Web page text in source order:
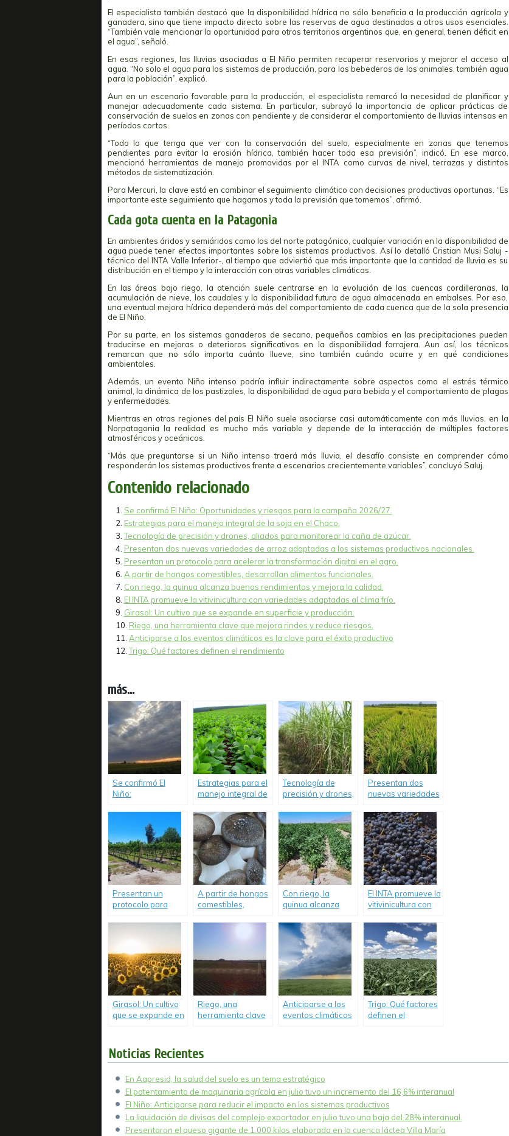
El especialista también destacó que la disponibilidad hídrica no sólo beneficia a la producción agrícola y
ganadera, sino que tiene impacto directo sobre las reservas de agua destinadas a otros usos esenciales.
“También vale mencionar la oportunidad para otros territorios argentinos que, en general, tienen déficit en
el agua”, señaló.
En esas regiones, las lluvias asociadas a El Niño permiten recuperar reservorios y mejorar el acceso al
agua. “No solo el agua para los sistemas de producción, para los bebederos de los animales, también agua
para la población”, explicó.
Aun en un escenario favorable para la producción, el especialista remarcó la necesidad de planificar y
manejar adecuadamente cada sistema. En particular, subrayó la importancia de aplicar prácticas de
conservación de suelos en zonas con pendiente y de considerar el comportamiento de lluvias intensas en
períodos cortos.
“Todo lo que tenga que ver con la conservación del suelo, especialmente en zonas que tenemos
pendientes para evitar la erosión hídrica, también hacer toda esa previsión”, indicó. En ese marco,
mencionó herramientas de manejo promovidas por el INTA como curvas de nivel, terrazas y distintos
métodos de sistematización.
Para Mercuri, la clave está en combinar el seguimiento climático con decisiones productivas oportunas. “Es
importante este seguimiento que hagamos y toda la previsión que tomemos”, afirmó.
Cada gota cuenta en la Patagonia
En ambientes áridos y semiáridos como los del norte patagónico, cualquier variación en la disponibilidad de
agua puede tener efectos importantes sobre los sistemas productivos. Así lo detalló Cristian Musi Saluj -
técnico del INTA Valle Inferior-, al tiempo que adviertió que más importante que la cantidad de lluvia es su
distribución en el tiempo y la interacción con otras variables climáticas.
En las áreas bajo riego, la atención suele centrarse en la evolución de las cuencas cordilleranas, la
acumulación de nieve, los caudales y la disponibilidad futura de agua almacenada en embalses. Por eso,
una eventual mejora hídrica dependerá más del comportamiento de cada cuenca que de la sola presencia
de El Niño.
Por su parte, en los sistemas ganaderos de secano, pequeños cambios en las precipitaciones pueden
traducirse en mejoras o deterioros significativos en la disponibilidad forrajera. Aun así, los técnicos
remarcan que no sólo importa cuánto llueve, sino también cuándo ocurre y en qué condiciones
ambientales.
Además, un evento Niño intenso podría influir indirectamente sobre aspectos como el estrés térmico
animal, la dinámica de los pastizales, la disponibilidad de agua para bebida y el comportamiento de plagas
y enfermedades.
Mientras en otras regiones del país El Niño suele asociarse casi automáticamente con más lluvias, en la
Norpatagonia la realidad es mucho más variable y depende de la interacción de múltiples factores
atmosféricos y oceánicos.
“Más que preguntarse si un Niño intenso traerá más lluvia, el desafío consiste en comprender cómo
responderán los sistemas productivos frente a escenarios crecientemente variables”, concluyó Saluj.
Contenido relacionado
Se confirmó El Niño: Oportunidades y riesgos para la campaña 2026/27.
Estrategias para el manejo integral de la soja en el Chaco.
Tecnología de precisión y drones, aliados para monitorear la caña de azúcar.
Presentan dos nuevas variedades de arroz adaptadas a los sistemas productivos nacionales.
Presentan un protocolo para acelerar la transformación digital en el agro.
A partir de hongos comestibles, desarrollan alimentos funcionales.
Con riego, la quinua alcanza buenos rendimientos y mejora la calidad.
El INTA promueve la vitivinicultura con variedades adaptadas al clima frío.
Girasol: Un cultivo que se expande en superficie y producción.
Riego, una herramienta clave que mejora rindes y reduce riesgos.
Anticiparse a los eventos climáticos es la clave para el éxito productivo
Trigo: Qué factores definen el rendimiento
más...
Se confirmó El
Niño:
campaña 2026/27.
Estrategias para el
manejo integral de
Tecnología de
precisión y drones,
monitorear la caña
de azúcar.
Presentan dos
nuevas variedades
adaptadas a los
sistemas
productivos
nacionales.
Presentan un
protocolo para
A partir de hongos
comestibles,
Con riego, la
quinua alcanza
rendimientos y
mejora la calidad.
El INTA promueve la
vitivinicultura con
adaptadas al clima
frío.
Girasol: Un cultivo
que se expande en
Riego, una
herramienta clave
Anticiparse a los
eventos climáticos
Trigo: Qué factores
definen el
Noticias Recientes
En Aapresid, la salud del suelo es un tema estratégico
El patentamiento de maquinaria agrícola en julio tuvo un incremento del 16,6% interanual
El Niño: Anticiparse para reducir el impacto en los sistemas productivos
La liquidación de divisas del complejo exportador en julio tuvo una baja del 28% interanual.
Presentaron el queso gigante de 1.000 kilos elaborado en la cuenca láctea Villa María